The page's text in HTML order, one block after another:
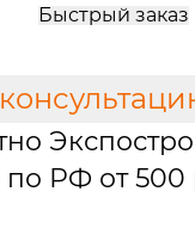
Быстрый заказ
по РФ от 500